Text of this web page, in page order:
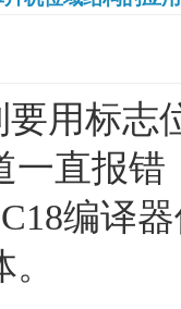
用标志
一直报
编译